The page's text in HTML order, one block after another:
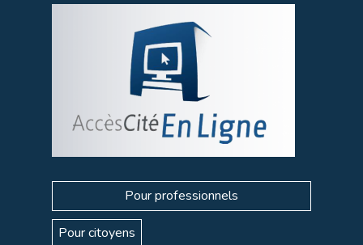
Pour professionnels
Pour citoyens